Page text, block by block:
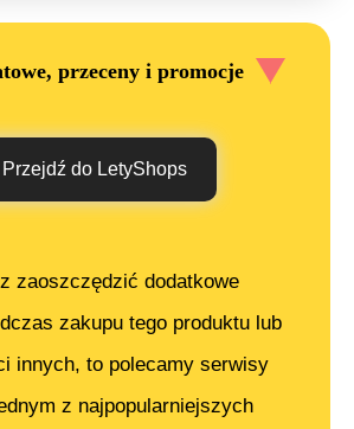
przeceny i promocje
Przejdź do LetyShops
zaoszczędzić dodatkowe
zakupu tego produktu lub
innych, to polecamy serwisy
z najpopularniejszych